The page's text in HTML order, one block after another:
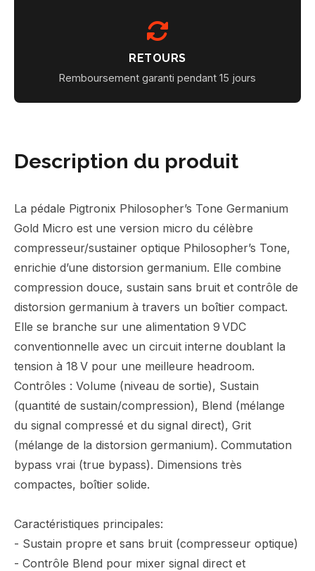
RETOURS
Remboursement garanti pendant 15 jours
Description du produit
La pédale Pigtronix Philosopher’s Tone Germanium
Gold Micro est une version micro du célèbre
compresseur/sustainer optique Philosopher’s Tone,
enrichie d’une distorsion germanium. Elle combine
compression douce, sustain sans bruit et contrôle de
distorsion germanium à travers un boîtier compact.
Elle se branche sur une alimentation 9 VDC
conventionnelle avec un circuit interne doublant la
tension à 18 V pour une meilleure headroom.
Contrôles : Volume (niveau de sortie), Sustain
(quantité de sustain/compression), Blend (mélange
du signal compressé et du signal direct), Grit
(mélange de la distorsion germanium). Commutation
bypass vrai (true bypass). Dimensions très
compactes, boîtier solide.
Caractéristiques principales:
- Sustain propre et sans bruit (compresseur optique)
- Contrôle Blend pour mixer signal direct et